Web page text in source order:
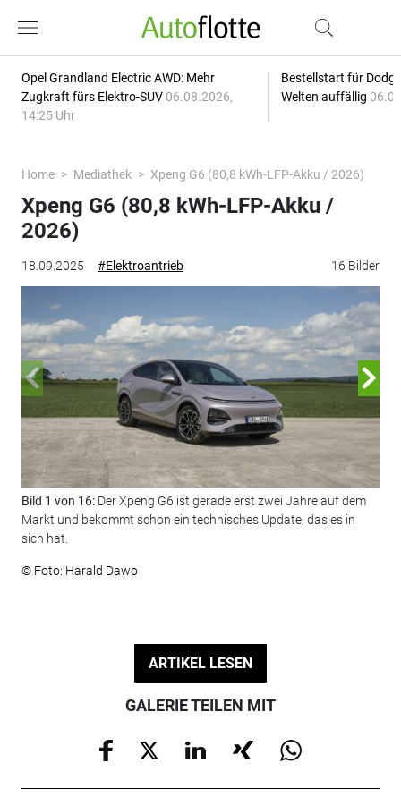
Opel Grandland Electric AWD: Mehr
Zugkraft fürs Elektro-SUV 06.08.2026,
14:25 Uhr
Bestellstart für
Welten auffällig
Home Mediathek Xpeng G6 (80,8 kWh-LFP-Akku / 2026)
18.09.2025 #Elektroantrieb 16 Bilder
Xpeng G6 (80,8 kWh-LFP-Akku /
2026)
Bild 1 von 16: Der Xpeng G6 ist gerade erst zwei Jahre auf dem
Markt und bekommt schon ein technisches Update, das es in
sich hat.
© Foto: Harald Dawo
ARTIKEL LESEN
GALERIE TEILEN MIT